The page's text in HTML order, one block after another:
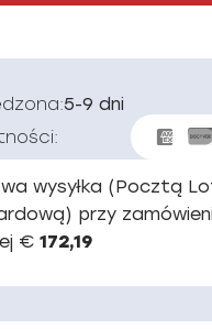
5-9 dni
wysyłka (Pocztą
przy
€ 172,19